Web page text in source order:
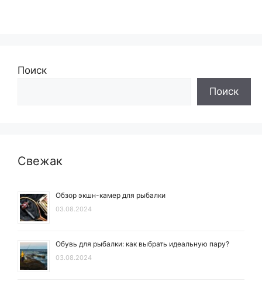
Поиск
Поиск
Свежак
Обзор экшн-камер для рыбалки
03.08.2024
Обувь для рыбалки: как выбрать идеальную пару?
03.08.2024